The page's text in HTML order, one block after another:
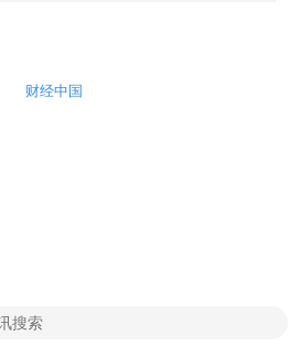
财经中国